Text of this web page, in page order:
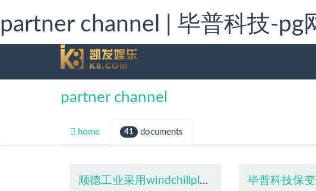
partner channel | 毕普科技-pg
partner channel
home 41 documents
顺德工业采用windchillplmpg网赌游戏的解决方案 毕普科技保